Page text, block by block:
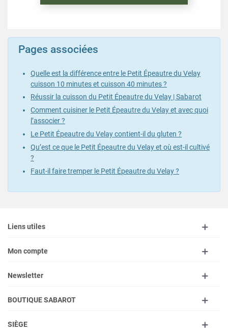
Pages associées
Quelle est la différence entre le Petit Épeautre du Velay
cuisson 10 minutes et cuisson 40 minutes ?
Réussir la cuisson du Petit Épeautre du Velay | Sabarot
Comment cuisiner le Petit Épeautre du Velay et avec quoi
l’associer ?
Le Petit Épeautre du Velay contient-il du gluten ?
Qu’est ce que le Petit Épeautre du Velay et où est-il cultivé
?
Faut-il faire tremper le Petit Épeautre du Velay ?
Liens utiles
Mon compte
Newsletter
BOUTIQUE SABAROT
SIÈGE